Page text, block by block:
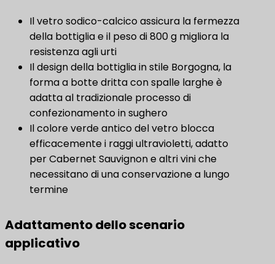
Il vetro sodico-calcico assicura la fermezza
della bottiglia e il peso di 800 g migliora la
resistenza agli urti
Il design della bottiglia in stile Borgogna, la
forma a botte dritta con spalle larghe è
adatta al tradizionale processo di
confezionamento in sughero
Il colore verde antico del vetro blocca
efficacemente i raggi ultravioletti, adatto
per Cabernet Sauvignon e altri vini che
necessitano di una conservazione a lungo
termine
Adattamento dello scenario
applicativo